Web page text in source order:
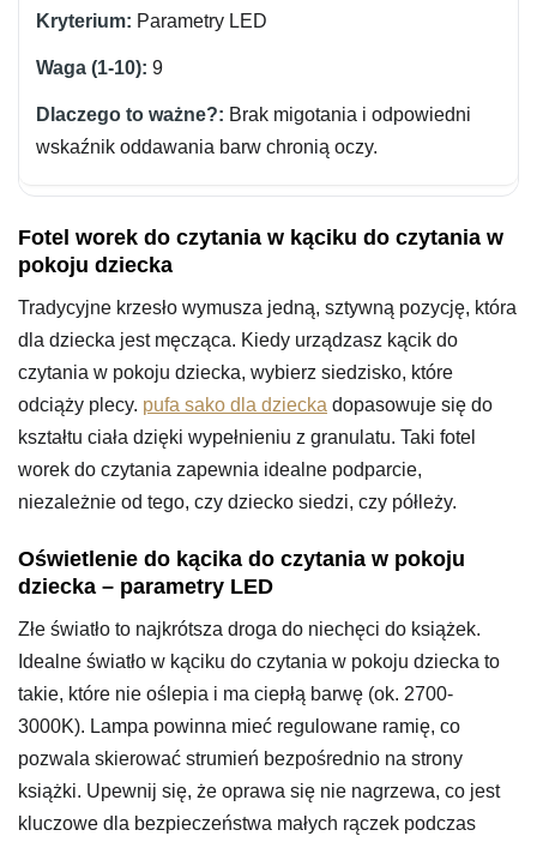
Parametry LED
9
Brak migotania i odpowiedni
wskaźnik oddawania barw chronią oczy.
Fotel worek do czytania w kąciku do czytania w
pokoju dziecka
Tradycyjne krzesło wymusza jedną, sztywną pozycję, która
dla dziecka jest męcząca. Kiedy urządzasz kącik do
czytania w pokoju dziecka, wybierz siedzisko, które
odciąży plecy. pufa sako dla dziecka dopasowuje się do
kształtu ciała dzięki wypełnieniu z granulatu. Taki fotel
worek do czytania zapewnia idealne podparcie,
niezależnie od tego, czy dziecko siedzi, czy półleży.
Oświetlenie do kącika do czytania w pokoju
dziecka – parametry LED
Złe światło to najkrótsza droga do niechęci do książek.
Idealne światło w kąciku do czytania w pokoju dziecka to
takie, które nie oślepia i ma ciepłą barwę (ok. 2700-
3000K). Lampa powinna mieć regulowane ramię, co
pozwala skierować strumień bezpośrednio na strony
książki. Upewnij się, że oprawa się nie nagrzewa, co jest
kluczowe dla bezpieczeństwa małych rączek podczas